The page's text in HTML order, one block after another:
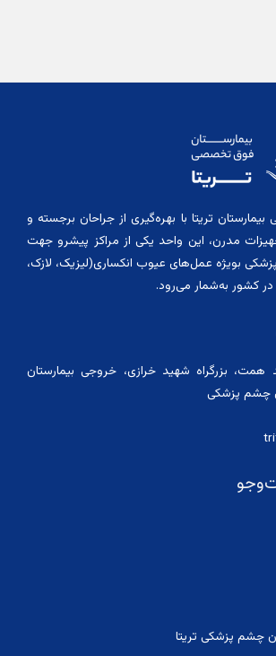
تریتا با بهره‌گیری از جراحان برجسته و
مدرن، این واحد یکی از مراکز پیشرو جهت
بویژه عمل‌های عیوب انکساری(لیزیک، لازک،
در کشور به‌شمار می‌رود.
همت، بزرگراه شهید خرازی، خروجی بیمارستان
چشم پزشکی تریتا